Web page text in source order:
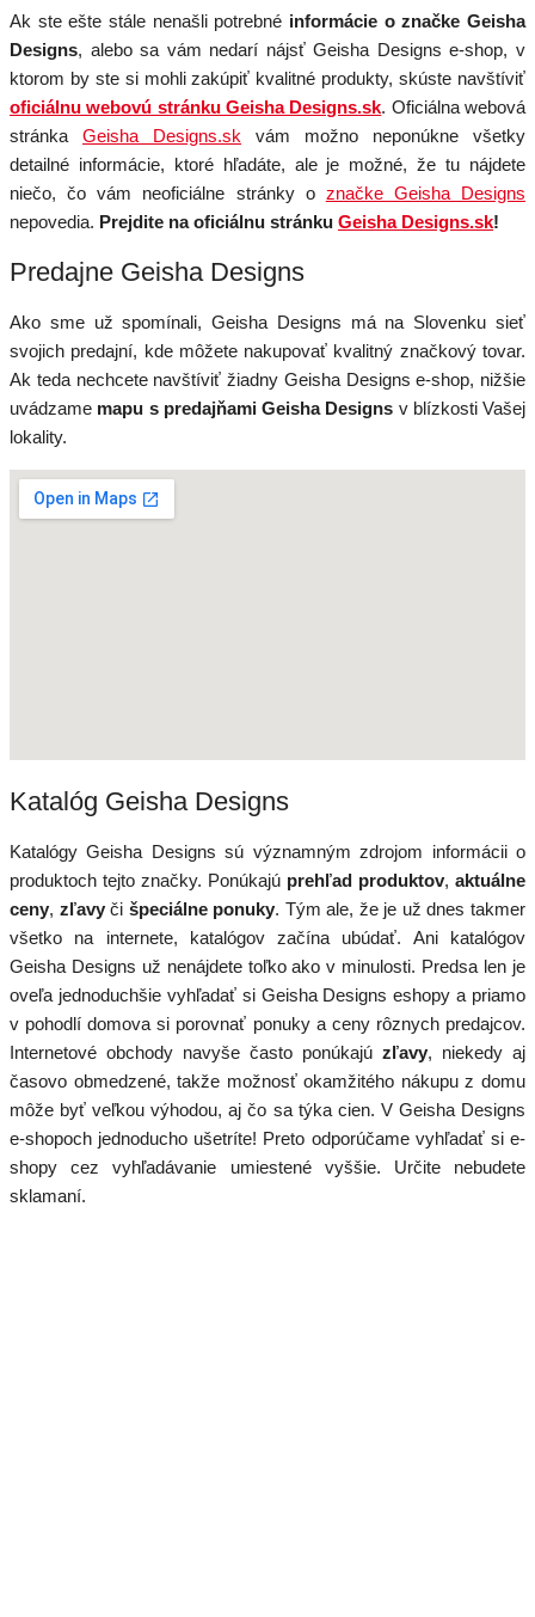
Ak ste ešte stále nenašli potrebné informácie o značke Geisha
Designs, alebo sa vám nedarí nájsť Geisha Designs e-shop, v
ktorom by ste si mohli zakúpiť kvalitné produkty, skúste navštíviť
oficiálnu webovú stránku Geisha Designs.sk. Oficiálna webová
stránka Geisha Designs.sk vám možno neponúkne všetky
detailné informácie, ktoré hľadáte, ale je možné, že tu nájdete
niečo, čo vám neoficiálne stránky o značke Geisha Designs
nepovedia. Prejdite na oficiálnu stránku Geisha Designs.sk!
Predajne Geisha Designs
Ako sme už spomínali, Geisha Designs má na Slovenku sieť
svojich predajní, kde môžete nakupovať kvalitný značkový tovar.
Ak teda nechcete navštíviť žiadny Geisha Designs e-shop, nižšie
uvádzame mapu s predajňami Geisha Designs v blízkosti Vašej
lokality.
Katalóg Geisha Designs
Katalógy Geisha Designs sú významným zdrojom informácii o
produktoch tejto značky. Ponúkajú prehľad produktov, aktuálne
ceny, zľavyči špeciálne ponuky. Tým ale, že je už dnes takmer
všetko na internete, katalógov začína ubúdať. Ani katalógov
Geisha Designs už nenájdete toľko ako v minulosti. Predsa len je
oveľa jednoduchšie vyhľadať si Geisha Designs eshopy a priamo
v pohodlí domova si porovnať ponuky a ceny rôznych predajcov.
Internetové obchody navyše často ponúkajú zľavy, niekedy aj
časovo obmedzené, takže možnosť okamžitého nákupu z domu
môže byť veľkou výhodou, aj čo sa týka cien. V Geisha Designs
e-shopoch jednoducho ušetríte! Preto odporúčame vyhľadať si e-
shopy cez vyhľadávanie umiestené vyššie. Určite nebudete
sklamaní.